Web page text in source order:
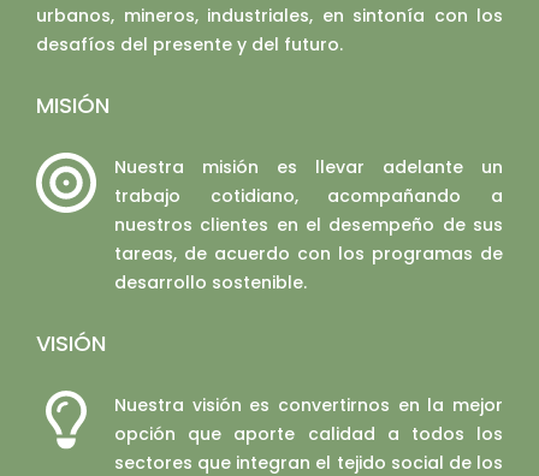
urbanos, mineros, industriales, en sintonía con los
desafíos del presente y del futuro.
MISIÓN
Nuestra misión es llevar adelante un
trabajo cotidiano, acompañando a
nuestros clientes en el desempeño de sus
tareas, de acuerdo con los programas de
desarrollo sostenible.
VISIÓN
Nuestra visión es convertirnos en la mejor
opción que aporte calidad a todos los
sectores que integran el tejido social de los